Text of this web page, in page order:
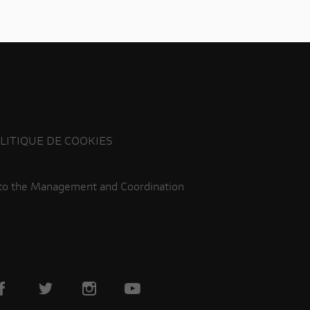
DE COOKIES
the Management and Coordination